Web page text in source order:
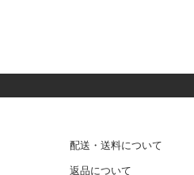
配送・送料について
返品について